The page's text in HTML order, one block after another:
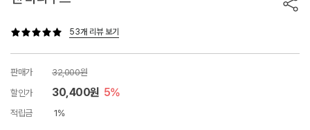
53개 리뷰 보기
판매가
32,000원
할인가
30,400원 5%
적립금 1%